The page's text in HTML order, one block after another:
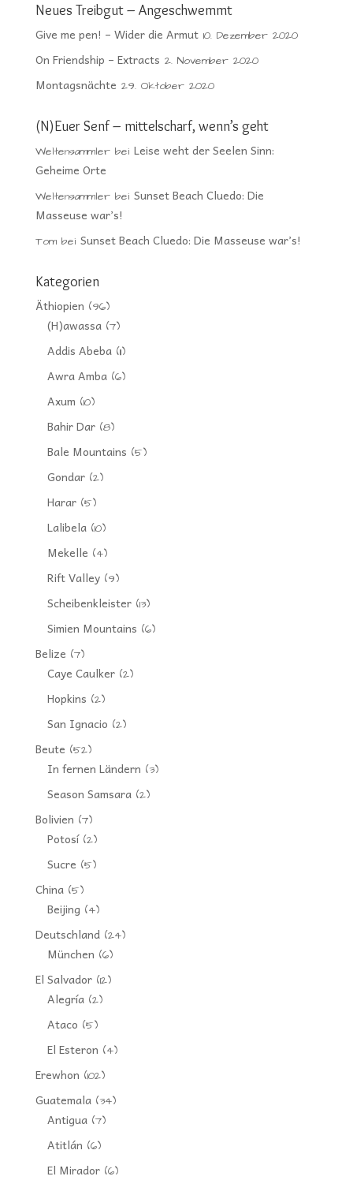
Neues Treibgut – Angeschwemmt
Give me pen! – Wider die Armut 10. Dezember 2020
On Friendship – Extracts 2. November 2020
Montagsnächte 29. Oktober 2020
(N)Euer Senf – mittelscharf, wenn’s geht
Weltensammlerbei Leise weht der Seelen Sinn:
Geheime Orte
Weltensammlerbei Sunset Beach Cluedo: Die
Masseuse war’s!
Tombei Sunset Beach Cluedo: Die Masseuse war’s!
Kategorien
Äthiopien (96)
(H)awassa(7)
Addis Abeba(11)
Awra Amba(6)
Axum (10)
Bahir Dar(8)
Bale Mountains (5)
Gondar(2)
Harar(5)
Lalibela(10)
Mekelle (4)
Rift Valley(9)
Scheibenkleister(13)
Simien Mountains (6)
Belize (7)
Caye Caulker(2)
Hopkins (2)
San Ignacio (2)
Beute (52)
In fernen Ländern (3)
Season Samsara(2)
Bolivien (7)
Potosí(2)
Sucre (5)
China(5)
Beijing (4)
Deutschland(24)
München (6)
El Salvador(12)
Alegría(2)
Ataco (5)
El Esteron (4)
Erewhon (102)
Guatemala(34)
Antigua(7)
Atitlán (6)
El Mirador(6)